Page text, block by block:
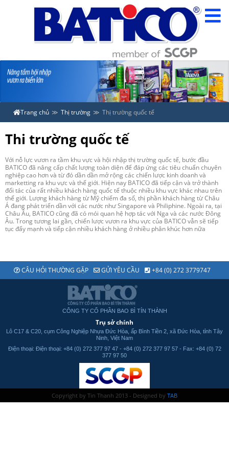
Trang chủ Thị trường Thị trường quốc tế
Thi trường quốc tế
Với nỗ lực vươn ra tầm khu vực và hội nhập thị trường quốc tế, bước đầu
BATICO đã nâng cấp chất lượng toàn diện để đáp ứng các tiêu chuẩn chuyên
nghiệp cao hơn và từ đó dần dần mở rộng các chiến lược kinh doanh và
marketting ra khu vực và thế giới. Hiện nay BATICO đã tiếp cận và trở thành
đối tác của rất nhiều khách hàng quốc tế thuộc nhiều khu vực khác nhau trên
thế giới. Lượng khách hàng từ Mỹ chiếm đa số, thị phần khách hàng từ Châu
Á đang phát triển dần với các nước như Singapore và Philiphine. Ngoài ra, tại
Châu Âu, BATICO cũng đã có mói quan hệ hợp tác với Nga và các nước Đông
Âu. Trong tương lai gần, chiến lược vươn ra khu vực của BATICO vẫn sẽ tiếp
tục đẩy mạnh và tiếp cận nhiều khách hàng ở nhiều phân khúc hơn nữa
CÂU HỎI THƯỜNG GẶP GỬI YÊU CẦU +84 (0) 272 3779747
CÔNG TY CỔ PHẦN BAO BÌ TÍN THÀNH
Trụ sở chính
Lô C17 & C20, cụm Công Nghiệp Nhựa Đức Hòa, ấp Bình Tiền 2, xã Đức Hòa, tỉnh Tây
Ninh, Việt Nam
Điện thoại: Điện thoại: +84 (0) 272 377 97 47 - +84 (0) 272 377 97 57 - Fax: +84 (0) 72
377 97 50
Copyright by Tin Thanh 2013 - Designed by TAB